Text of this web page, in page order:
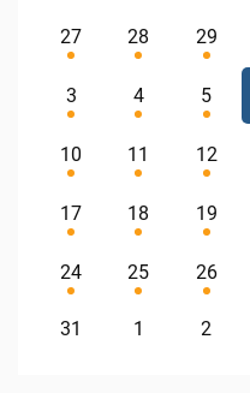
27 28 29
3 4 5
10 11 12
17 18 19
24 25 26
31 1 2